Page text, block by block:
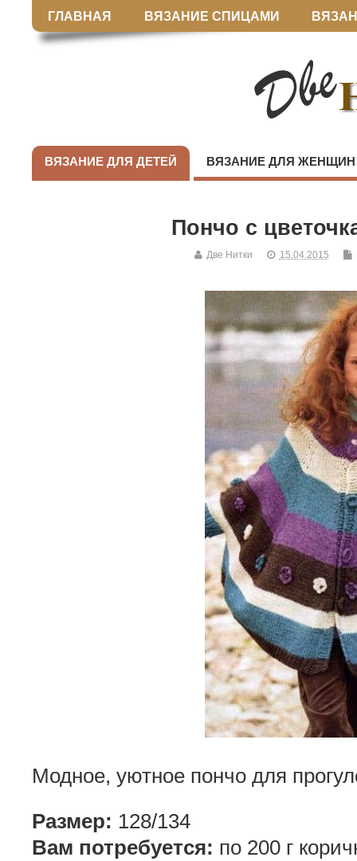
ГЛАВНАЯ ВЯЗАНИЕ СПИЦАМИ
ВЯЗАНИЕ ДЛЯ ДЕТЕЙ ВЯЗАНИЕ ДЛЯ ЖЕНЩИН
Пончо с
Две Нитки 15.04.2015
Модное, уютное пончо для
Размер: 128/134
Вам потребуется: по 200 г